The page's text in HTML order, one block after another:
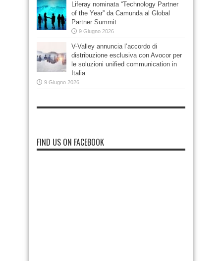
Liferay nominata “Technology Partner
of the Year” da Camunda al Global
Partner Summit
9 Giugno 2026
V-Valley annuncia l’accordo di
distribuzione esclusiva con Avocor per
le soluzioni unified communication in
Italia
9 Giugno 2026
FIND US ON FACEBOOK